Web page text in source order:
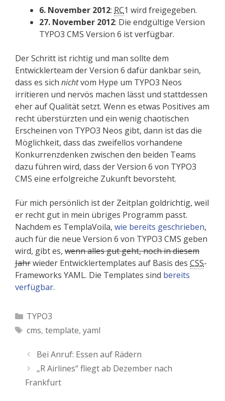
6. November 2012: RC1 wird freigegeben.
27. November 2012: Die endgültige Version
TYPO3 CMS Version 6 ist verfügbar.
Der Schritt ist richtig und man sollte dem
Entwicklerteam der Version 6 dafür dankbar sein,
dass es sich nichtvom Hype um TYPO3 Neos
irritieren und nervös machen lässt und stattdessen
eher auf Qualität setzt. Wenn es etwas Positives am
recht überstürzten und ein wenig chaotischen
Erscheinen von TYPO3 Neos gibt, dann ist das die
Möglichkeit, dass das zweifellos vorhandene
Konkurrenzdenken zwischen den beiden Teams
dazu führen wird, dass der Version 6 von TYPO3
CMS eine erfolgreiche Zukunft bevorsteht.
Für mich persönlich ist der Zeitplan goldrichtig, weil
er recht gut in mein übriges Programm passt.
Nachdem es TemplaVoila, wie bereits geschrieben,
auch für die neue Version 6 von TYPO3 CMS geben
wird, gibt es, wenn alles gut geht, noch in diesem
Jahrwieder Entwicklertemplates auf Basis des CSS-
Frame­works YAML. Die Templates sind bereits
verfügbar.
Kategorien
TYPO3
Schlagwörter
cms, template, yaml
Bei Anruf: Essen auf Rädern
„R Airlines“ fliegt ab Dezember nach
Frankfurt